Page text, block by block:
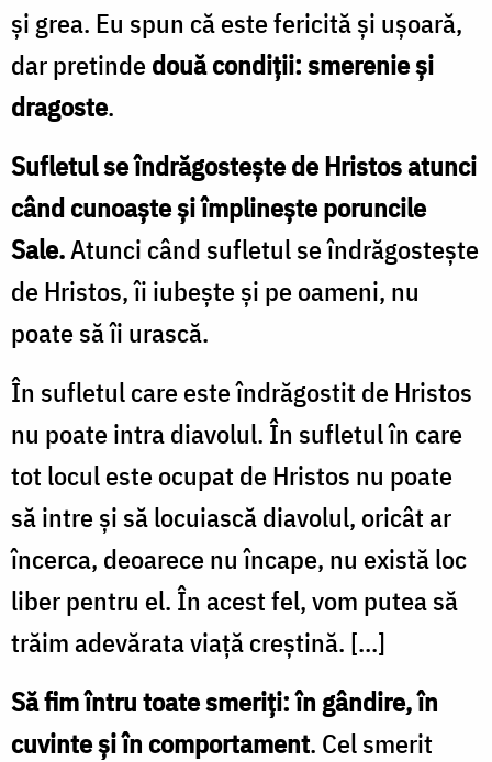
și grea. Eu spun că este fericită și ușoară,
dar pretindedouă condiții: smerenie și
dragoste.
Sufletul se îndrăgostește de Hristos atunci
când cunoaște și împlinește poruncile
Sale.Atunci când sufletul se îndrăgostește
de Hristos, îi iubește și pe oameni, nu
poate să îi urască.
În sufletul care este îndrăgostit de Hristos
nu poate intra diavolul. În sufletul în care
tot locul este ocupat de Hristos nu poate
să intre și să locuiască diavolul, oricât ar
încerca, deoarece nu încape, nu există loc
liber pentru el. În acest fel, vom putea să
trăim adevărata viață creștină. [...]
Să fim întru toate smeriți: în gândire, în
cuvinte și în comportament. Cel smerit